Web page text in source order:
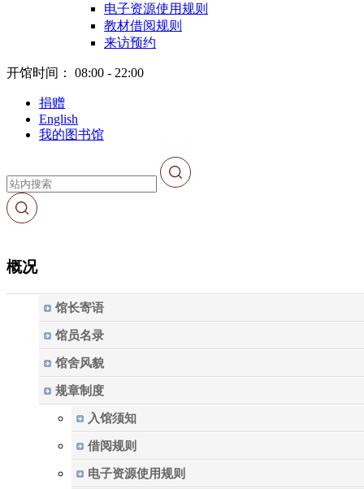
电子资源使用规则
教材借阅规则
来访预约
开馆时间： 08:00 - 22:00
捐赠
English
我的图书馆
概况
馆长寄语
馆员名录
馆舍风貌
规章制度
入馆须知
借阅规则
电子资源使用规则